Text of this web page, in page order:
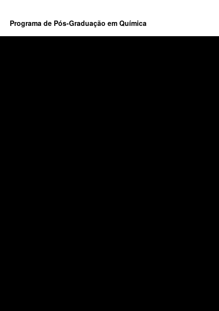
Programa de Pós-Graduação em Química